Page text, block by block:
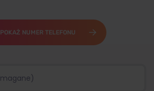
POKAŻ NUMER TELEFONU